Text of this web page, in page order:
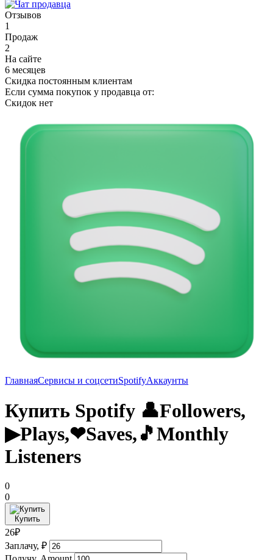
Отзывов
1
Продаж
2
На сайте
6 месяцев
Скидка постоянным клиентам
Если сумма покупок у продавца от:
Скидок нет
ГлавнаяСервисы и соцсетиSpotifyАккаунты
Купить Spotify 👤Followers,
▶Plays,❤Saves,🎵Monthly
Listeners
0
0
Купить
26₽
Заплачу, ₽